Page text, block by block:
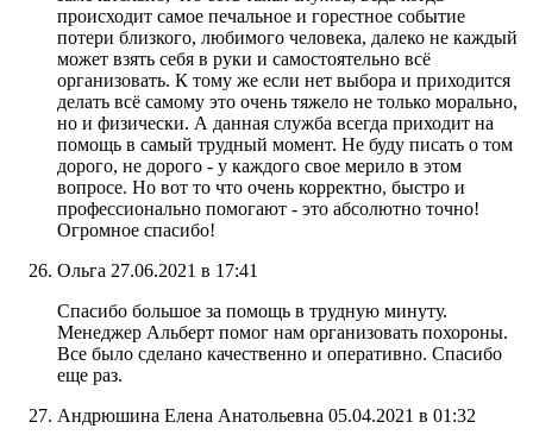
происходит самое печальное и горестное событие
потери близкого, любимого человека, далеко не каждый
может взять себя в руки и самостоятельно всё
организовать. К тому же если нет выбора и приходится
делать всё самому это очень тяжело не только морально,
но и физически. А данная служба всегда приходит на
помощь в самый трудный момент. Не буду писать о том
дорого, не дорого - у каждого свое мерило в этом
вопросе. Но вот то что очень корректно, быстро и
профессионально помогают - это абсолютно точно!
Огромное спасибо!
Ольга 27.06.2021 в 17:41
Спасибо большое за помощь в трудную минуту.
Менеджер Альберт помог нам организовать похороны.
Все было сделано качественно и оперативно. Спасибо
еще раз.
Андрюшина Елена Анатольевна 05.04.2021 в 01:32